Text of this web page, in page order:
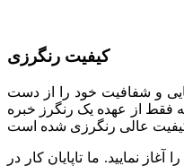
کیفیت رنگرزی
و شفافیت خود را از دست
فقط از عهده یک رنگرز خبره
انتخاب شما طرح کد 96 است هم اکنون می توانید کار خود را آغاز نمایید. ما تاپایان کار در